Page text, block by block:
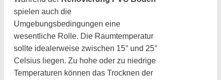
spielen auch die
Umgebungsbedingungen eine
wesentliche Rolle. Die Raumtemperatur
sollte idealerweise zwischen 15° und 25°
Celsius liegen. Zu hohe oder zu niedrige
Temperaturen können das Trocknen der